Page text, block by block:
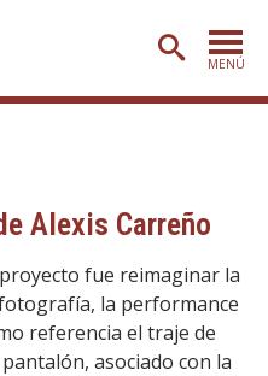
MENÚ
Alexis Carreño
fue reimaginar la
la performance
referencia el traje de
asociado con la